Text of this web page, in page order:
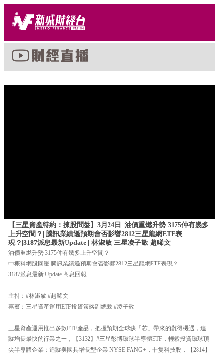
【三星資產特約：揀股問盤】3月24日 |油價重燃升勢 3175仲有幾多
上升空間？| 騰訊業績遜預期會否影響2812三星龍網ETF表
現？|3187派息最新Update | 林淑敏 三星凌子敬 趙晞文
油價重燃升勢 3175仲有幾多上升空間？
中概科網股回暖 騰訊業績遜預期會否影響2812三星龍網ETF表現？
3187派息最新 Update 高息回報
主持：#林淑敏 #趙晞文
嘉賓：三星資產運用ETF投資策略副總裁 #凌子敬
三星資產運用推出多款ETF產品，把握預期全球缺「芯」帶來的難得機遇，追
蹤增長最快的行業之一，【3132】#三星彭博環球半導體ETF，輕鬆投資環球頂
尖半導體企業；追蹤美國具增長型企業 NYSE FANG+，十隻科技股，【2814】